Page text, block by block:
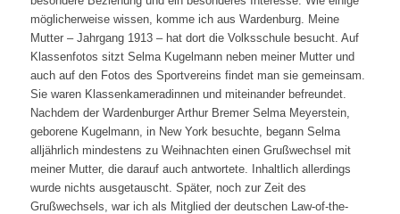
möglicherweise wissen, komme ich aus Wardenburg. Meine
Mutter – Jahrgang 1913 – hat dort die Volksschule besucht. Auf
Klassenfotos sitzt Selma Kugelmann neben meiner Mutter und
auch auf den Fotos des Sportvereins findet man sie gemeinsam.
Sie waren Klassenkameradinnen und miteinander befreundet.
Nachdem der Wardenburger Arthur Bremer Selma Meyerstein,
geborene Kugelmann, in New York besuchte, begann Selma
alljährlich mindestens zu Weihnachten einen Grußwechsel mit
meiner Mutter, die darauf auch antwortete. Inhaltlich allerdings
wurde nichts ausgetauscht. Später, noch zur Zeit des
Grußwechsels, war ich als Mitglied der deutschen Law-of-the-